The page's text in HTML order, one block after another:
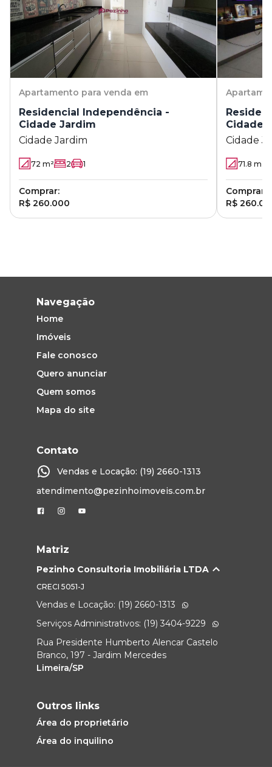
Apartamento para venda em
Residencial Independência -
Cidade Jardim
Cidade Jardim
72 m² 2 1
Comprar:
R$ 260.000
Cidade
Cidade
71.8 m²
Comprar:
R$
Navegação
Home
Imóveis
Fale conosco
Quero anunciar
Quem somos
Mapa do site
Contato
Vendas e Locação: (19) 2660-1313
atendimento@pezinhoimoveis.com.br
Matriz
Pezinho Consultoria Imobiliária LTDA
CRECI 5051-J
Vendas e Locação: (19) 2660-1313
Serviços Administrativos: (19) 3404-9229
Rua Presidente Humberto Alencar Castelo
Branco, 197 - Jardim Mercedes
Limeira/SP
Outros links
Área do proprietário
Área do inquilino